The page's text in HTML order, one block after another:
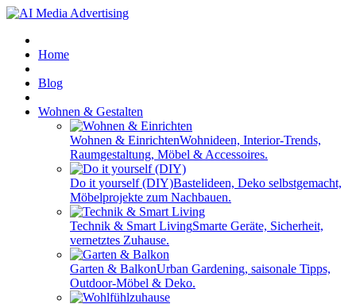
Home
Blog
Wohnen & Gestalten
Wohnen & EinrichtenWohnideen, Interior-Trends,
Raumgestaltung, Möbel & Accessoires.
Do it yourself (DIY)Bastelideen, Deko selbstgemacht,
Möbelprojekte zum Nachbauen.
Technik & Smart LivingSmarte Geräte, Sicherheit,
vernetztes Zuhause.
Garten & BalkonUrban Gardening, saisonale Tipps,
Outdoor-Möbel & Deko.